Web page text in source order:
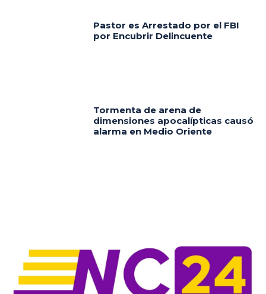
Pastor es Arrestado por el FBI
por Encubrir Delincuente
Tormenta de arena de
dimensiones apocalípticas causó
alarma en Medio Oriente